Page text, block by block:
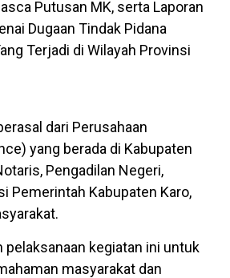
Putusan MK, serta Laporan
Dugaan Tindak Pidana
Terjadi di Wilayah Provinsi
dari Perusahaan
yang berada di Kabupaten
Pengadilan Negeri,
Pemerintah Kabupaten Karo,
pelaksanaan kegiatan ini untuk
masyarakat dan